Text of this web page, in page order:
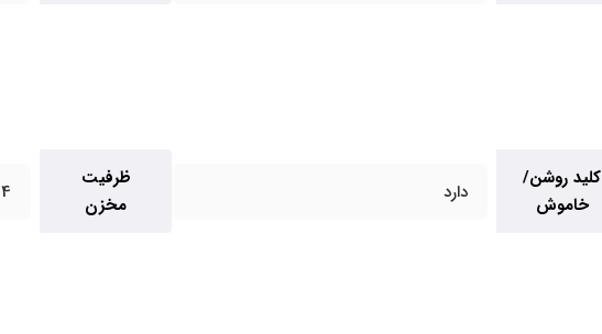
کلید روشن/
خاموش
دارد
ظرفیت
مخزن
4 لیتر